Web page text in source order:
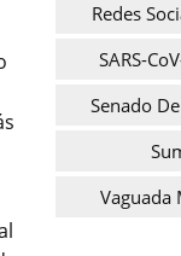
Redes
SARS-
Senado
Vaguada